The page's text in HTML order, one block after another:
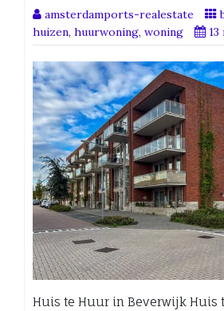
amsterdamports-realestate
huizen, huurwoning, woning
Huis te Huur in Beverwijk Huis